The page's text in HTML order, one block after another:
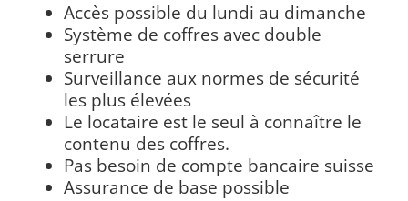
Accès possible du lundi au dimanche
Système de coffres avec double
serrure
Surveillance aux normes de sécurité
les plus élevées
Le locataire est le seul à connaître le
contenu des coffres.
Pas besoin de compte bancaire suisse
Assurance de base possible